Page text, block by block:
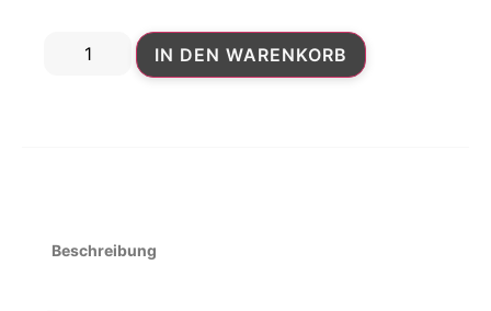
IN DEN WARENKORB
Beschreibung